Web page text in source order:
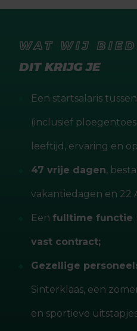
WAT WIJ
DIT KRIJG JE
Een startsalaris tussen
(inclusief
leeftijd, ervaring en
47 vrije dagen,
vakantiedagen en 22
Een fulltime functie
vast contract;
Gezellige
Sinterklaas, een
en sportieve